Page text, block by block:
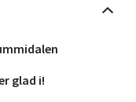
glad i!